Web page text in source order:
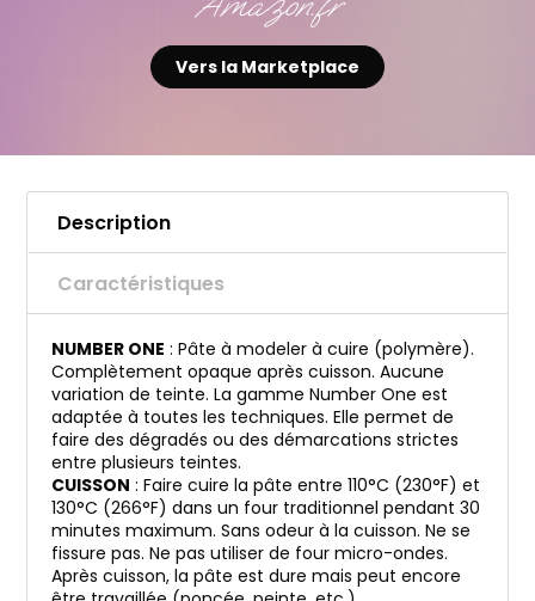
Vers la Marketplace
Description
Caractéristiques
NUMBER ONE : Pâte à modeler à cuire (polymère).
Complètement opaque après cuisson. Aucune
variation de teinte. La gamme Number One est
adaptée à toutes les techniques. Elle permet de
faire des dégradés ou des démarcations strictes
entre plusieurs teintes.
CUISSON : Faire cuire la pâte entre 110°C (230°F) et
130°C (266°F) dans un four traditionnel pendant 30
minutes maximum. Sans odeur à la cuisson. Ne se
fissure pas. Ne pas utiliser de four micro-ondes.
Après cuisson, la pâte est dure mais peut encore